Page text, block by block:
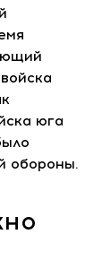
юга
обороны.